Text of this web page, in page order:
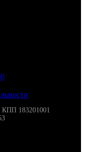
183201001